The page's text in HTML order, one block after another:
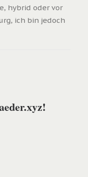
hybrid oder vor
ich bin jedoch